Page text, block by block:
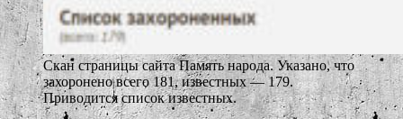
Скан страницы сайта Память народа. Указано, что
захоронено всего 181, известных — 179.
Приводится список известных.